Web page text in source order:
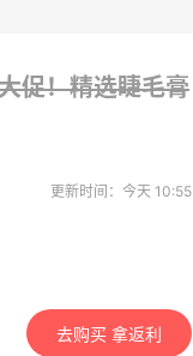
促！精选睫毛膏
更新时间：今天 10:55
去购买 拿返利